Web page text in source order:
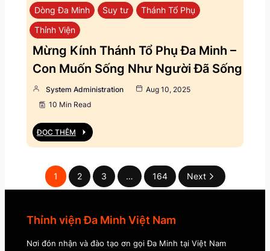
Dòng Đa Minh Suy tư
Thánh Tổ Phụ
Thỉnh Viện
Mừng Kính Thánh Tổ Phụ Đa Minh –
Con Muốn Sống Như Người Đã Sống
System Administration
Aug 10, 2025
10 Min Read
ĐỌC THÊM
1 2 3 … 164 Next
Thỉnh viện Đa Minh Việt Nam
Nơi đón nhận và đào tạo ơn gọi Đa Minh tại Việt Nam